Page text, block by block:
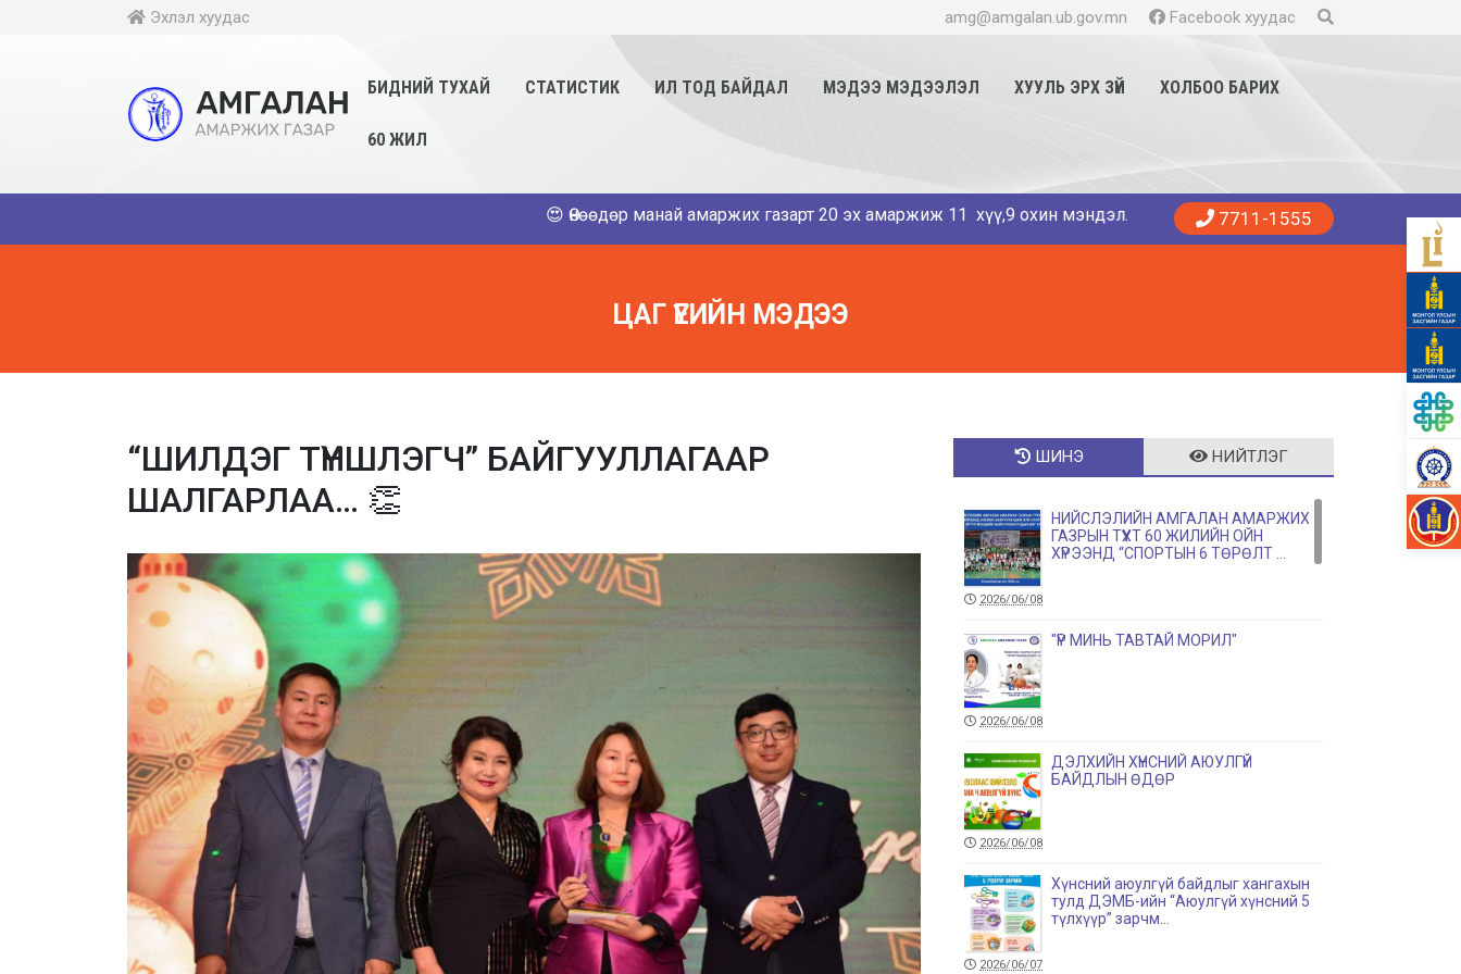
Эхлэл хуудас amg@amgalan.ub.gov.mn Facebook хуудас
БИДНИЙ ТУХАЙ СТАТИСТИК ИЛ ТОД БАЙДАЛ МЭДЭЭ МЭДЭЭЛЭЛ ХУУЛЬ ЭРХ ЗҮЙ ХОЛБОО БАРИХ
60 ЖИЛ
😍 Өнөөдөр манай амаржих газарт 20 эх амаржиж 11 хүү,9 охин мэндэллээ. Танд эрүүл энхийг хүсье. 😍👨‍⚕️👩‍⚕️🏥
7711-1555
ЦАГ ҮЕИЙН МЭДЭЭ
“ШИЛДЭГ ТҮНШЛЭГЧ” БАЙГУУЛЛАГААР
ШАЛГАРЛАА… 👏
ШИНЭ НИЙТЛЭГ
НИЙСЛЭЛИЙН АМГАЛАН АМАРЖИХ
ГАЗРЫН ТҮҮХТ 60 ЖИЛИЙН ОЙН
ХҮРЭЭНД “СПОРТЫН 6 ТӨРӨЛТ ...
2026/06/08
"ҮР МИНЬ ТАВТАЙ МОРИЛ"
2026/06/08
ДЭЛХИЙН ХҮНСНИЙ АЮУЛГҮЙ
БАЙДЛЫН ӨДӨР
2026/06/08
Хүнсний аюулгүй байдлыг хангахын
тулд ДЭМБ-ийн “Аюулгүй хүнсний 5
түлхүүр” зарчм...
2026/06/07